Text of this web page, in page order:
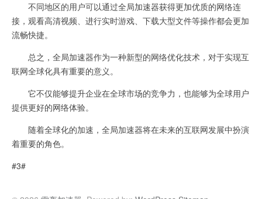
不同地区的用户可以通过全局加速器获得更加优质的网络连
接，观看高清视频、进行实时游戏、下载大型文件等操作都会更加
流畅快捷。
总之，全局加速器作为一种新型的网络优化技术，对于实现互
联网全球化具有重要的意义。
它不仅能够提升企业在全球市场的竞争力，也能够为全球用户
提供更好的网络体验。
随着全球化的加速，全局加速器将在未来的互联网发展中扮演
着重要的角色。
#3#